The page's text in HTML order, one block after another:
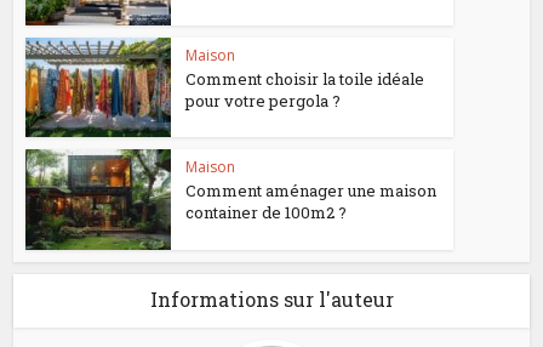
Maison
Comment choisir la toile idéale
pour votre pergola ?
Maison
Comment aménager une maison
container de 100m2 ?
Informations sur l'auteur